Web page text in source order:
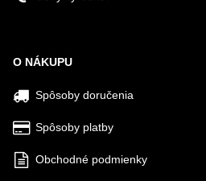
O NÁKUPU
Spôsoby doručenia
Spôsoby platby
Obchodné podmienky